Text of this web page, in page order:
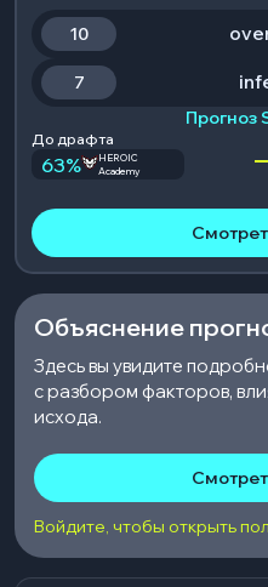
10
7
Прогноз
До драфта
63%
HEROIC
Academy
Объяснение
Здесь вы увидите
с разбором факторов,
исхода.
Войдите, чтобы открыть